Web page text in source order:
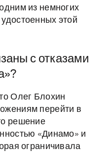
из немногих
этой
с отказами
Олег Блохин
перейти в
решение
«Динамо» и
ограничивала